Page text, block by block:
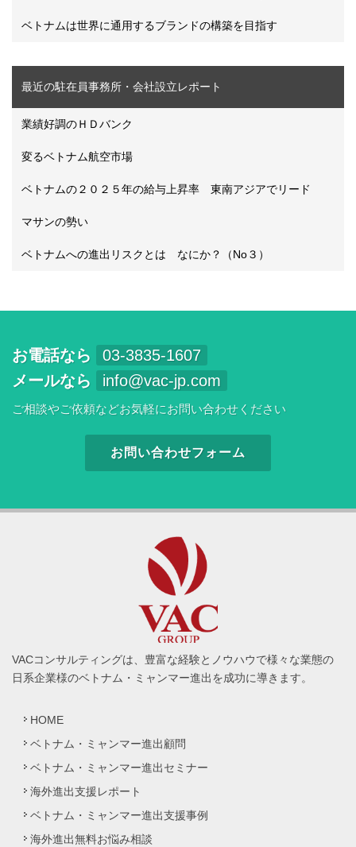
ベトナムは世界に通用するブランドの構築を目指す
最近の駐在員事務所・会社設立レポート
業績好調のＨＤバンク
変るベトナム航空市場
ベトナムの２０２５年の給与上昇率 東南アジアでリード
マサンの勢い
ベトナムへの進出リスクとは なにか？（No３）
お電話なら
03-3835-1607
メールなら
info@vac-jp.com
ご相談やご依頼などお気軽にお問い合わせください
お問い合わせフォーム
VACコンサルティングは、豊富な経験とノウハウで様々な業態の
日系企業様のベトナム・ミャンマー進出を成功に導きます。
HOME
ベトナム・ミャンマー進出顧問
ベトナム・ミャンマー進出セミナー
海外進出支援レポート
ベトナム・ミャンマー進出支援事例
海外進出無料お悩み相談